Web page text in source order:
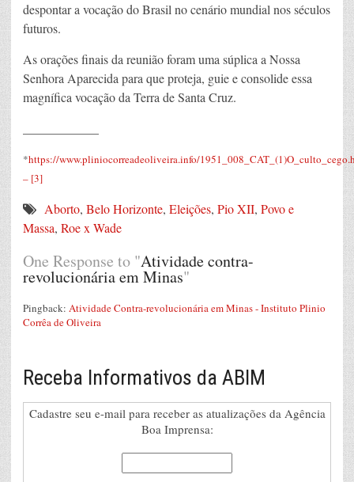
despontar a vocação do Brasil no cenário mundial nos séculos
futuros.
As orações finais da reunião foram uma súplica a Nossa
Senhora Aparecida para que proteja, guie e consolide essa
magnífica vocação da Terra de Santa Cruz.
*https://www.pliniocorreadeoliveira.info/
– [3]
Aborto, Belo Horizonte, Eleições, Pio XII, Povo e
Massa, Roe x Wade
One Response to "Atividade contra-
revolucionária em Minas"
Pingback: Atividade Contra-revolucionária em Minas - Instituto Plinio
Corrêa de Oliveira
Receba Informativos da ABIM
Cadastre seu e-mail para receber as atualizações da Agência
Boa Imprensa: